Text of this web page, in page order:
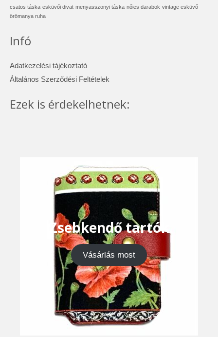
csatos táska esküvői divat menyasszonyi táska nőies darabok vintage esküvő
örömanya ruha
Infó
Adatkezelési tájékoztató
Általános Szerződési Feltételek
Ezek is érdekelhetnek:
Zsebkendő tartók
Vásárlás most